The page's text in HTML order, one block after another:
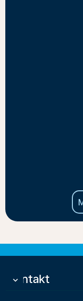
Kontakt
keyboard_arrow_down